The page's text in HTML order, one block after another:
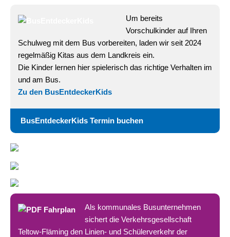
Um bereits
Vorschulkinder auf Ihren
Schulweg mit dem Bus vorbereiten, laden wir seit 2024
regelmäßig Kitas aus dem Landkreis ein.
Die Kinder lernen hier spielerisch das richtige Verhalten im
und am Bus.
Zu den BusEntdeckerKids
BusEntdeckerKids Termin buchen
Als kommunales Busunternehmen
sichert die Verkehrsgesellschaft
Teltow-Fläming den Linien- und Schülerverkehr der